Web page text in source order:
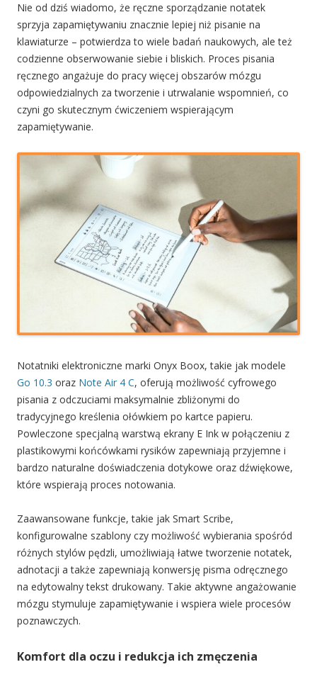
Nie od dziś wiadomo, że ręczne sporządzanie notatek
sprzyja zapamiętywaniu znacznie lepiej niż pisanie na
klawiaturze – potwierdza to wiele badań naukowych, ale też
codzienne obserwowanie siebie i bliskich. Proces pisania
ręcznego angażuje do pracy więcej obszarów mózgu
odpowiedzialnych za tworzenie i utrwalanie wspomnień, co
czyni go skutecznym ćwiczeniem wspierającym
zapamiętywanie.
Notatniki elektroniczne marki Onyx Boox, takie jak modele
Go 10.3 oraz Note Air 4 C, oferują możliwość cyfrowego
pisania z odczuciami maksymalnie zbliżonymi do
tradycyjnego kreślenia ołówkiem po kartce papieru.
Powleczone specjalną warstwą ekrany E Ink w połączeniu z
plastikowymi końcówkami rysików zapewniają przyjemne i
bardzo naturalne doświadczenia dotykowe oraz dźwiękowe,
które wspierają proces notowania.
Zaawansowane funkcje, takie jak Smart Scribe,
konfigurowalne szablony czy możliwość wybierania spośród
różnych stylów pędzli, umożliwiają łatwe tworzenie notatek,
adnotacji a także zapewniają konwersję pisma odręcznego
na edytowalny tekst drukowany. Takie aktywne angażowanie
mózgu stymuluje zapamiętywanie i wspiera wiele procesów
poznawczych.
Komfort dla oczu i redukcja ich zmęczenia